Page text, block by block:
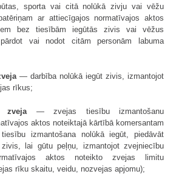
sporta vai citā nolūkā zivju vai vēžu
ar attiecīgajos normatīvajos aktos
bez tiesībām iegūtās zivis vai vēžus
vai nodot citām personām labuma
— darbība nolūkā iegūt zivis, izmantojot
rīkus;
zveja — zvejas tiesību izmantošanu
aktos noteiktajā kārtībā komersantam
izmantošana nolūkā iegūt, piedāvāt
lai gūtu peļņu, izmantojot zvejniecību
aktos noteikto zvejas limitu
rīku skaitu, veidu, nozvejas apjomu);